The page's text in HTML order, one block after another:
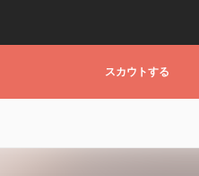
スカウトする